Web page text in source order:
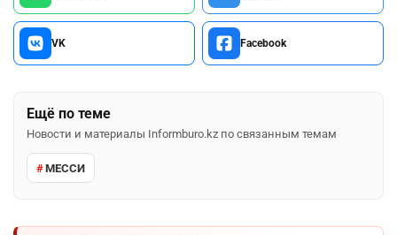
VK Facebook
Ещё по теме
Новости и материалы Informburo.kz по связанным темам
МЕССИ